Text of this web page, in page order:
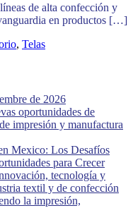
de alta confección y
en productos […]
, Telas
de 2026
oportunidades de
impresión y manufactura
Mexico: Los Desafíos
para Crecer
tecnología y
textil y de confección
la impresión,